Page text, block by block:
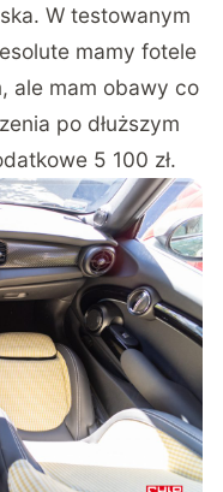
W testowanym
mamy fotele
ale mam obawy co
po dłuższym
5 100 zł.